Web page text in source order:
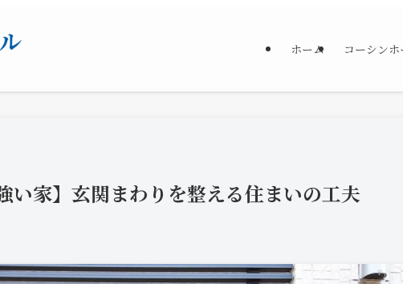
ホーム コーシン
い家】玄関まわりを整える住まいの工夫